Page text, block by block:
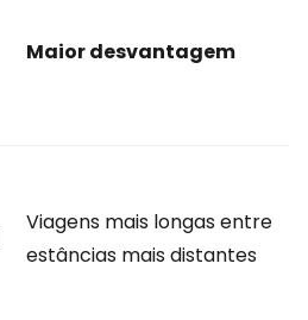
Maior desvantagem
Viagens mais longas entre
estâncias mais distantes